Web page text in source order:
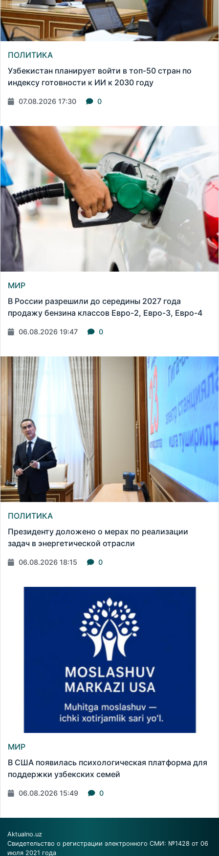
ПОЛИТИКА
Узбекистан планирует войти в топ-50 стран по
индексу готовности к ИИ к 2030 году
07.08.2026 17:30 0
МИР
В России разрешили до середины 2027 года
продажу бензина классов Евро-2, Евро-3, Евро-4
06.08.2026 19:47 0
ПОЛИТИКА
Президенту доложено о мерах по реализации
задач в энергетической отрасли
06.08.2026 18:15 0
МИР
В США появилась психологическая платформа для
поддержки узбекских семей
06.08.2026 15:49 0
Aktualno.uz
Свидетельство о регистрации электронного СМИ: №1428 от 06
июля 2021 года